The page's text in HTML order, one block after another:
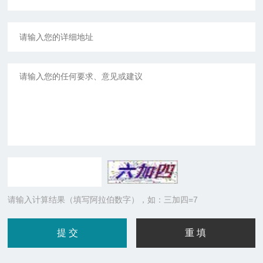
请输入计算结果（填写阿拉伯数字），如：三加四=7